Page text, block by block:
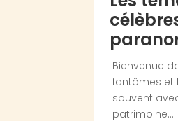
Bienvenue
fantômes et
souvent
patrimoine...